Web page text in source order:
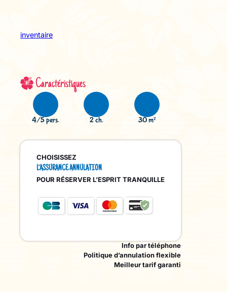
inventaire
Caractéristiques
4/5 pers. 2 ch. 30 m²
CHOISISSEZ
L’ASSURANCE ANNULATION
POUR RÉSERVER L’ESPRIT TRANQUILLE
Info par téléphone
Politique d’annulation flexible
Meilleur tarif garanti